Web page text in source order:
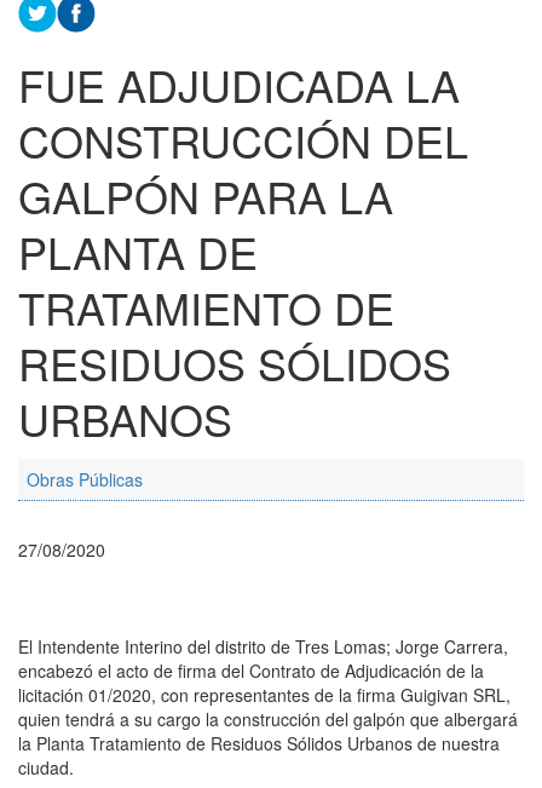
FUE ADJUDICADA LA
CONSTRUCCIÓN DEL
GALPÓN PARA LA
PLANTA DE
TRATAMIENTO DE
RESIDUOS SÓLIDOS
URBANOS
Obras Públicas
27/08/2020
El Intendente Interino del distrito de Tres Lomas; Jorge Carrera,
encabezó el acto de firma del Contrato de Adjudicación de la
licitación 01/2020, con representantes de la firma Guigivan SRL,
quien tendrá a su cargo la construcción del galpón que albergará
la Planta Tratamiento de Residuos Sólidos Urbanos de nuestra
ciudad.